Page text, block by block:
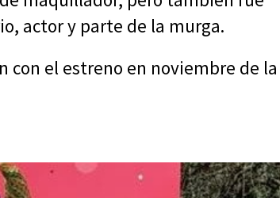
actor y parte de la murga.
el estreno en noviembre de la